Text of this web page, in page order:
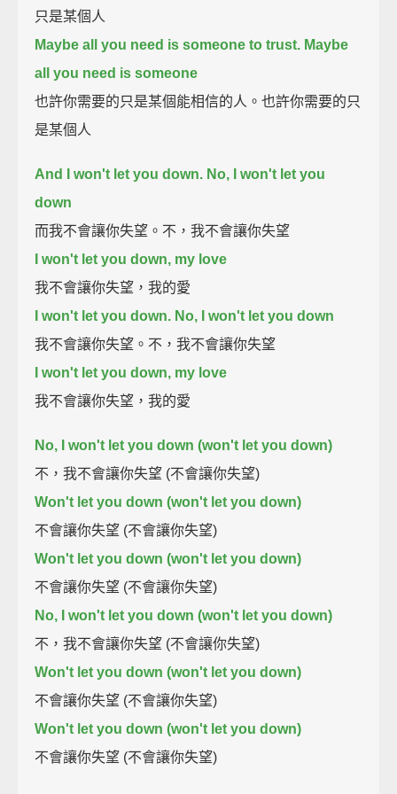
只是某個人
Maybe all you need is someone to trust. Maybe
all you need is someone
也許你需要的只是某個能相信的人。也許你需要的只
是某個人
And I won't let you down. No, I won't let you
down
而我不會讓你失望。不，我不會讓你失望
I won't let you down, my love
我不會讓你失望，我的愛
I won't let you down. No, I won't let you down
我不會讓你失望。不，我不會讓你失望
I won't let you down, my love
我不會讓你失望，我的愛
No, I won't let you down (won't let you down)
不，我不會讓你失望 (不會讓你失望)
Won't let you down (won't let you down)
不會讓你失望 (不會讓你失望)
Won't let you down (won't let you down)
不會讓你失望 (不會讓你失望)
No, I won't let you down (won't let you down)
不，我不會讓你失望 (不會讓你失望)
Won't let you down (won't let you down)
不會讓你失望 (不會讓你失望)
Won't let you down (won't let you down)
不會讓你失望 (不會讓你失望)